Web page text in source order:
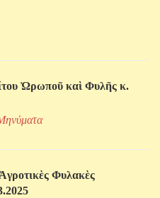
Ὠρωποῦ καὶ Φυλῆς κ.
Φυλακὲς